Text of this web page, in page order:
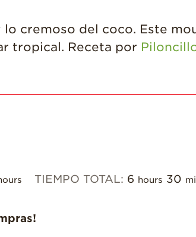
cremoso del coco. Este
tropical. Receta por
TIEMPO TOTAL: 6 hours 30